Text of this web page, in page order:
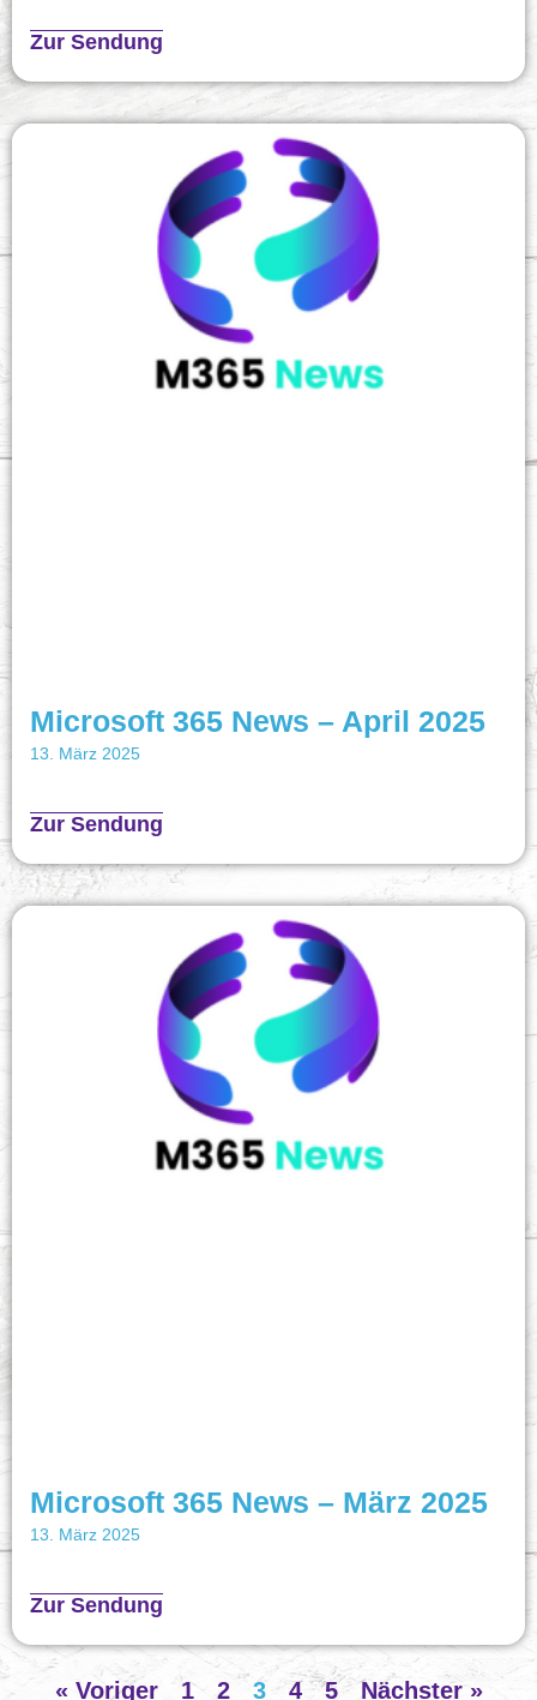
Zur Sendung
Microsoft 365 News – April 2025
13. März 2025
Zur Sendung
Microsoft 365 News – März 2025
13. März 2025
Zur Sendung
« Voriger 1 2 3 4 5 Nächster »